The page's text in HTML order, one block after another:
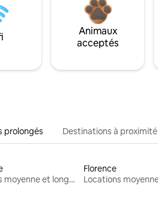
Animaux
acceptés
prolongés Destinations à proximité
Locations moyenne et longue durée
Florence